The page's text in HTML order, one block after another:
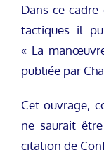
Dans ce
tactiques il
« La
publiée par
Cet ouvrage,
ne saurait
citation de